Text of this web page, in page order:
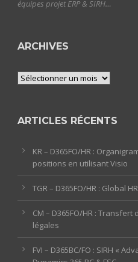
équipes projet ERP & SIRH…
ARCHIVES
Archives
ARTICLES RÉCENTS
KR – D365FO/HR :
positions en utilisant Visio
TGR – D365FO/HR : Global
CM – D365FO/HR :
légales
FVI – D365BC/FO : SIRH «